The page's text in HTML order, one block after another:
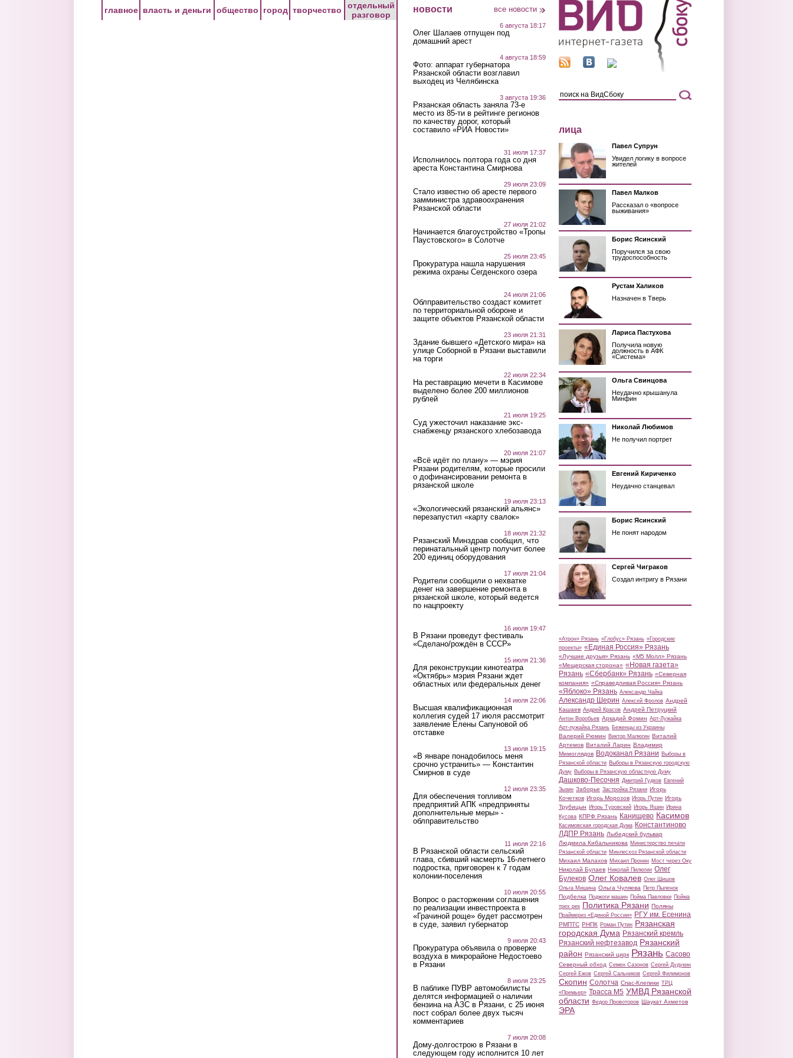
главное власть и деньги общество город творчество
отдельный
разговор
новости все новости
6 августа 18:17
Олег Шалаев отпущен под
домашний арест
4 августа 18:59
Фото: аппарат губернатора
Рязанской области возглавил
выходец из Челябинска
3 августа 19:36
Рязанская область заняла 73-е
место из 85-ти в рейтинге регионов
по качеству дорог, который
составило «РИА Новости»
31 июля 17:37
Исполнилось полтора года со дня
ареста Константина Смирнова
29 июля 23:09
Стало известно об аресте первого
замминистра здравоохранения
Рязанской области
27 июля 21:02
Начинается благоустройство «Тропы
Паустовского» в Солотче
25 июля 23:45
Прокуратура нашла нарушения
режима охраны Сегденского озера
24 июля 21:06
Облправительство создаст комитет
по территориальной обороне и
защите объектов Рязанской области
23 июля 21:31
Здание бывшего «Детского мира» на
улице Соборной в Рязани выставили
на торги
22 июля 22:34
На реставрацию мечети в Касимове
выделено более 200 миллионов
рублей
21 июля 19:25
Суд ужесточил наказание экс-
снабженцу рязанского хлебозавода
20 июля 21:07
«Всё идёт по плану» — мэрия
Рязани родителям, которые просили
о дофинансировании ремонта в
рязанской школе
19 июля 23:13
«Экологический рязанский альянс»
перезапустил «карту свалок»
18 июля 21:32
Рязанский Минздрав сообщил, что
перинатальный центр получит более
200 единиц оборудования
17 июля 21:04
Родители сообщили о нехватке
денег на завершение ремонта в
рязанской школе, который ведется
по нацпроекту
16 июля 19:47
В Рязани проведут фестиваль
«Сделано/рождён в СССР»
15 июля 21:36
Для реконструкции кинотеатра
«Октябрь» мэрия Рязани ждет
областных или федеральных денег
14 июля 22:06
Высшая квалификационная
коллегия судей 17 июля рассмотрит
заявление Елены Сапуновой об
отставке
13 июля 19:15
«В январе понадобилось меня
срочно устранить» — Константин
Смирнов в суде
12 июля 23:35
Для обеспечения топливом
предприятий АПК «предприняты
дополнительные меры» -
облправительство
11 июля 22:16
В Рязанской области сельский
глава, сбивший насмерть 16-летнего
подростка, приговорен к 7 годам
колонии-поселения
10 июля 20:55
Вопрос о расторжении соглашения
по реализации инвестпроекта в
«Грачиной роще» будет рассмотрен
в суде, заявил губернатор
9 июля 20:43
Прокуратура объявила о проверке
воздуха в микрорайоне Недостоево
в Рязани
8 июля 23:25
В паблике ПУВР автомобилисты
делятся информацией о наличии
бензина на АЗС в Рязани, с 25 июня
пост собрал более двух тысяч
комментариев
7 июля 20:08
Дому-долгострою в Рязани в
следующем году исполнится 10 лет
лица
Павел Супрун
Увидел логику в вопросе
жителей
Павел Малков
Рассказал о «вопросе
выживания»
Борис Ясинский
Поручился за свою
трудоспособность
Рустам Халиков
Назначен в Тверь
Лариса Пастухова
Получила новую
должность в АФК
«Система»
Ольга Свинцова
Неудачно крышанула
Минфин
Николай Любимов
Не получил портрет
Евгений Кириченко
Неудачно станцевал
Борис Ясинский
Не понят народом
Сергей Чиграков
Создал интригу в Рязани
«Атрон» Рязань «Глобус» Рязань «Городские
проекты» «Единая Россия» Рязань
«Лучшие друзья» Рязань «М5 Молл» Рязань
«Мещерская сторона» «Новая газета»
Рязань «Сбербанк» Рязань «Северная
компания» «Справедливая Россия» Рязань
«Яблоко» Рязань Александр Чайка
Александр Шерин Алексей Фролов Андрей
Кашаев Андрей Красов Андрей Петруцкий
Антон Воробьев Аркадий Фомин Арт-Лужайка
Арт-лужайка Рязань Беженцы из Украины
Валерий Рюмин Виктор Малюгин Виталий
Артемов Виталий Ларин Владимир
Мимоглядов Водоканал Рязани Выборы в
Рязанской области Выборы в Рязанскую городскую
Думу Выборы в Рязанскую областную Думу
Дашково-Песочня Дмитрий Гудков Евгений
Зызин Заборье Застройка Рязани Игорь
Кочетков Игорь Морозов Игорь Путин Игорь
Трубицын Игорь Туровский Игорь Яшин Ирина
Кусова КПРФ Рязань Канищево Касимов
Касимовская городская Дума Константиново
ЛДПР Рязань Лыбедский бульвар
Людмила Кибальникова Министерство печати
Рязанской области Минлесхоз Рязанской области
Михаил Малахов Михаил Пронин Мост через Оку
Николай Булаев Николай Пилюгин Олег
Булеков Олег Ковалев Олег Шишов
Ольга Мишина Ольга Чуляева Петр Пыленок
Подбелка Поджоги машин Пойма Павловки Пойма
трех рек Политика Рязани Поляны
Праймериз «Единой России» РГУ им. Есенина
РМПТС РНПК Роман Путин Рязанская
городская Дума Рязанский кремль
Рязанский нефтезавод Рязанский
район Рязанский цирк Рязань Сасово
Северный обход Семен Сазонов Сергей Дудукин
Сергей Ежов Сергей Сальников Сергей Филимонов
Скопин Солотча Спас-Клепики ТРЦ
«Премьер» Трасса М5 УМВД Рязанской
области Федор Провоторов Шаукат Ахметов
ЭРА